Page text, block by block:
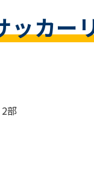
カー
部